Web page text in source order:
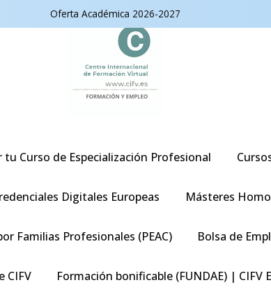
Oferta Académica 2026-2027
Curso de Especialización Profesional
Digitales Europeas Másteres
Familias Profesionales (PEAC) Bolsa de
CIFV Formación bonificable (FUNDAE) | CIFV